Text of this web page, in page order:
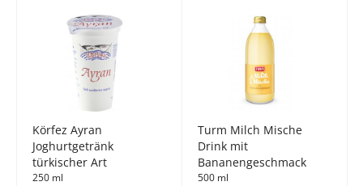
Körfez Ayran
Joghurtgetränk
türkischer Art
250 ml
Turm Milch Mische
Drink mit
Bananengeschmack
500 ml